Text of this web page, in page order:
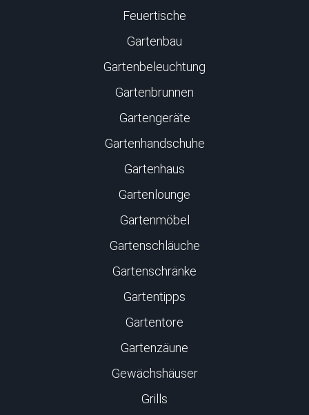
Feuertische
Gartenbau
Gartenbeleuchtung
Gartenbrunnen
Gartengeräte
Gartenhandschuhe
Gartenhaus
Gartenlounge
Gartenmöbel
Gartenschläuche
Gartenschränke
Gartentipps
Gartentore
Gartenzäune
Gewächshäuser
Grills